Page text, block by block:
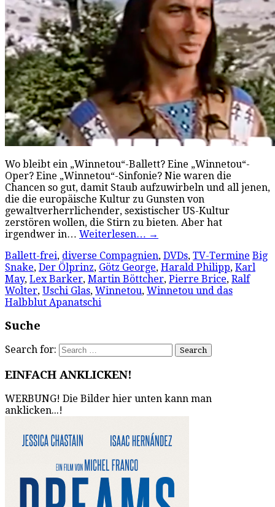
Wo bleibt ein „Winnetou“-Ballett? Eine „Winnetou“-
Oper? Eine „Winnetou“-Sinfonie? Nie waren die
Chancen so gut, damit Staub aufzuwirbeln und all jenen,
die die europäische Kultur zu Gunsten von
gewaltverherrlichender, sexistischer US-Kultur
zerstören wollen, die Stirn zu bieten. Aber hat
irgendwer in… Weiterlesen… →
Ballett-frei, diverse Compagnien, DVDs, TV-Termine Big
Snake, Der Ölprinz, Götz George, Harald Philipp, Karl
May, Lex Barker, Martin Böttcher, Pierre Brice, Ralf
Wolter, Uschi Glas, Winnetou, Winnetou und das
Halbblut Apanatschi
Suche
Search for:
EINFACH ANKLICKEN!
WERBUNG! Die Bilder hier unten kann man
anklicken...!